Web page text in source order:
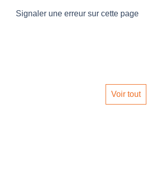
Signaler une erreur sur cette page
Voir tout